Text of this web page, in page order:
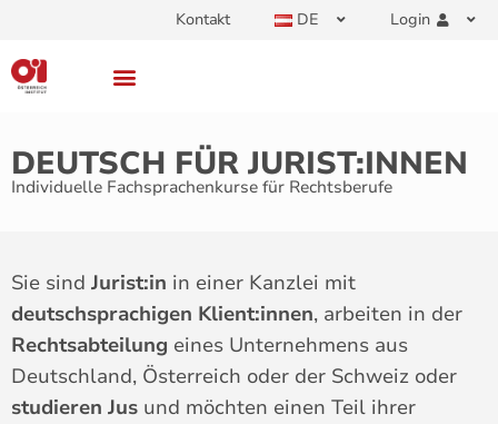
Kontakt DE Login
DEUTSCH FÜR JURIST:INNEN
Individuelle Fachsprachenkurse für Rechtsberufe
Sie sind Jurist:in in einer Kanzlei mit
deutschsprachigen Klient:innen, arbeiten in der
Rechtsabteilung eines Unternehmens aus
Deutschland, Österreich oder der Schweiz oder
studieren Jus und möchten einen Teil ihrer